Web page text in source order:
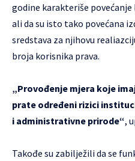
godine karakteriše
ali da su isto tako povećana
sredstava za njihovu
broja korisnika prava.
„Provođenje mjera koje
prate određeni rizici
i administrativne prirode“,
Takođe su zabilježili da se